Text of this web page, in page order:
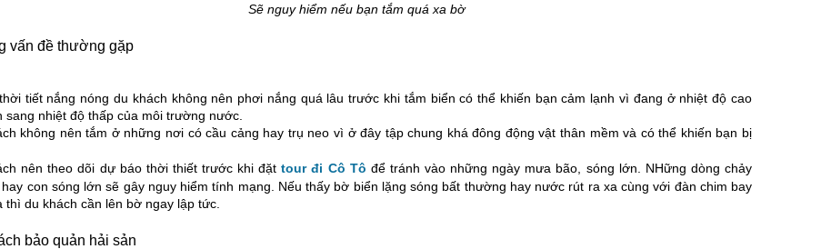
Sẽ nguy hiểm nếu bạn tắm quá xa bờ
vấn đề thường gặp
tiết nắng nóng du khách không nên phơi nắng quá lâu trước khi tắm biển có thể khiến bạn cảm lạnh vì đang ở nhiệt độ cao
sang nhiệt độ thấp của môi trường nước.
không nên tắm ở những nơi có cầu cảng hay trụ neo vì ở đây tập chung khá đông động vật thân mềm và có thể khiến bạn bị
nên theo dõi dự báo thời thiết trước khi đặttour đi Cô Tô để tránh vào những ngày mưa bão, sóng lớn. NHững dòng chảy
con sóng lớn sẽ gây nguy hiểm tính mạng. Nếu thấy bờ biển lặng sóng bất thường hay nước rút ra xa cùng với đàn chim bay
thì du khách cần lên bờ ngay lập tức.
bảo quản hải sản